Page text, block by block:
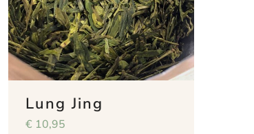
Lung Jing
€ 10,95